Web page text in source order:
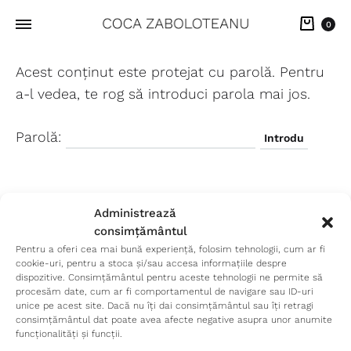
Administrează
consimțământul
Pentru a oferi cea mai bună experiență, folosim tehnologii, cum ar fi
cookie-uri, pentru a stoca și/sau accesa informațiile despre
dispozitive. Consimțământul pentru aceste tehnologii ne permite să
procesăm date, cum ar fi comportamentul de navigare sau ID-uri
unice pe acest site. Dacă nu îți dai consimțământul sau îți retragi
consimțământul dat poate avea afecte negative asupra unor anumite
funcționalități și funcții.
Cart
0
Acest conținut este protejat cu parolă. Pentru
a-l vedea, te rog să introduci parola mai jos.
Parolă:
FacebookInstagram
©2023 Coca Zaboloteanu - Maison Z Jewelry SRL